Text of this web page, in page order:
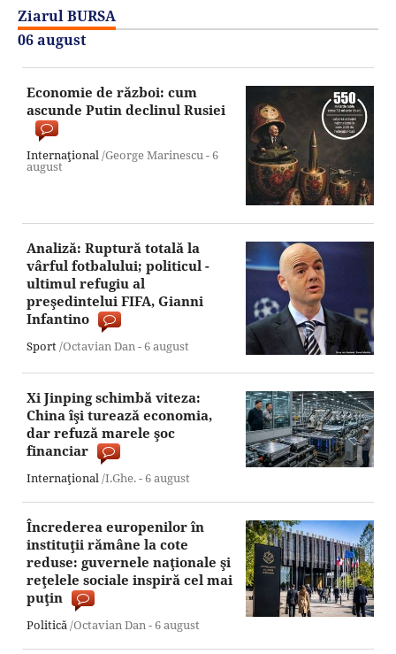
Ziarul BURSA
06 august
Economie de război: cum
ascunde Putin declinul Rusiei
Internaţional/George Marinescu -6
august
Analiză: Ruptură totală la
vârful fotbalului; politicul -
ultimul refugiu al
preşedintelui FIFA, Gianni
Infantino
Sport/Octavian Dan -6 august
Xi Jinping schimbă viteza:
China îşi turează economia,
dar refuză marele şoc
financiar
Internaţional/I.Ghe. -6 august
Încrederea europenilor în
instituţii rămâne la cote
reduse: guvernele naţionale şi
reţelele sociale inspiră cel mai
puţin
Politică/Octavian Dan -6 august